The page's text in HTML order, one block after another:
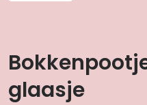
glaasje